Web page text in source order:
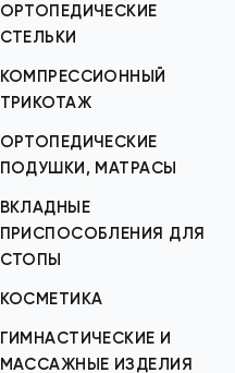
ОРТОПЕДИЧЕСКИЕ
СТЕЛЬКИ
КОМПРЕССИОННЫЙ
ТРИКОТАЖ
ОРТОПЕДИЧЕСКИЕ
ПОДУШКИ, МАТРАСЫ
ВКЛАДНЫЕ
ПРИСПОСОБЛЕНИЯ ДЛЯ
СТОПЫ
КОСМЕТИКА
ГИМНАСТИЧЕСКИЕ И
МАССАЖНЫЕ ИЗДЕЛИЯ